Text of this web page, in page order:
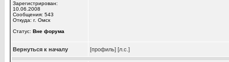
Зарегистрирован:
10.06.2008
Сообщения: 543
Откуда: г. Омск
Статус: Вне форума
Вернуться к началу [профиль] [л.с.]